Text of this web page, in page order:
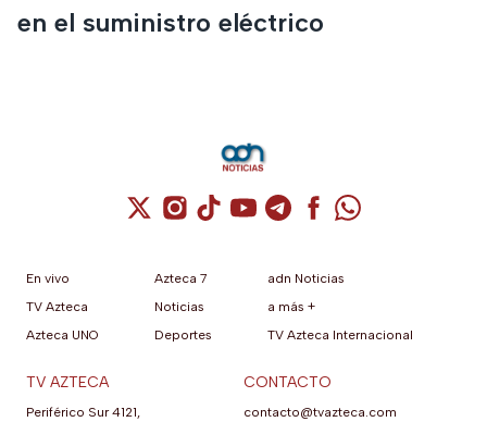
en el suministro eléctrico
Cuenta de X / Twitter (se abre en una
Cuenta de Instagram (se abre en una
Cuenta de TikTok (se abre en
Cuenta de YouTube (se abre
Cuenta de Telegram (se
Cuenta de
Cuenta de
En vivo
TV Azteca
Azteca UNO
Azteca 7
Noticias
Deportes
adn Noticias
a más +
TV Azteca Internacional
TV AZTECA
Periférico Sur 4121,
CONTACTO
contacto@tvazteca.com